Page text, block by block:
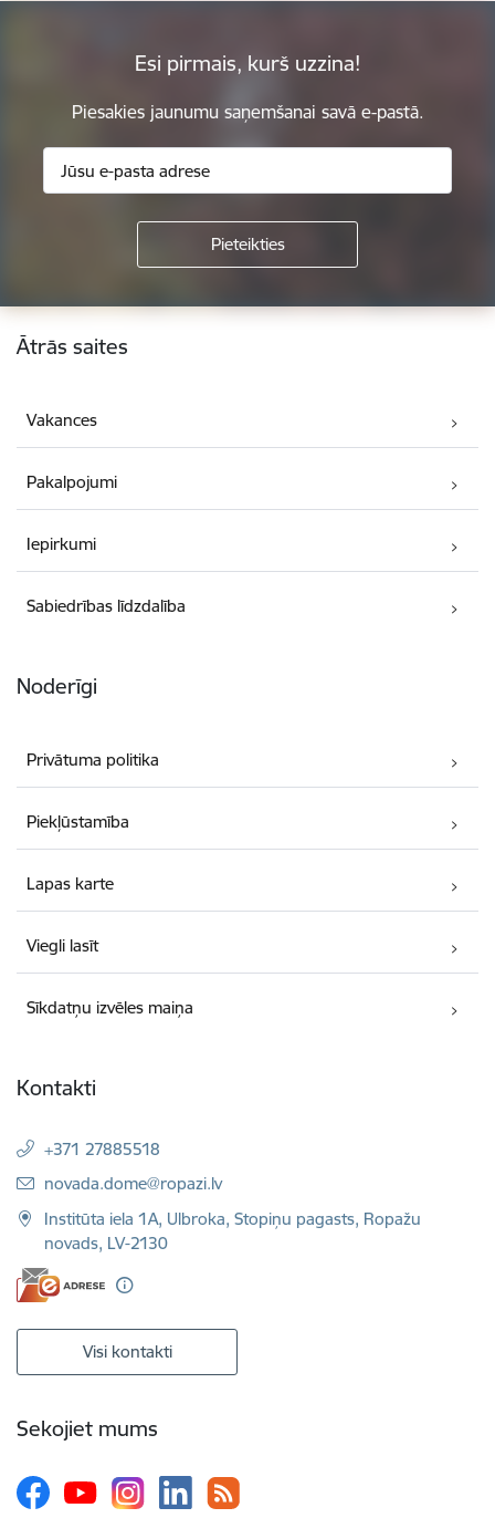
Esi pirmais, kurš uzzina!
Piesakies jaunumu saņemšanai savā e-pastā.
Kājene
Ātrās saites
Vakances
Pakalpojumi
Iepirkumi
Sabiedrības līdzdalība
Noderīgi
Privātuma politika
Piekļūstamība
Lapas karte
Viegli lasīt
Sīkdatņu izvēles maiņa
Kontakti
+371 27885518
E-pasts:
novada.dome@ropazi.lv
Institūta iela 1A, Ulbroka, Stopiņu pagasts, Ropažu
novads, LV-2130
Visi kontakti
Sekojiet mums